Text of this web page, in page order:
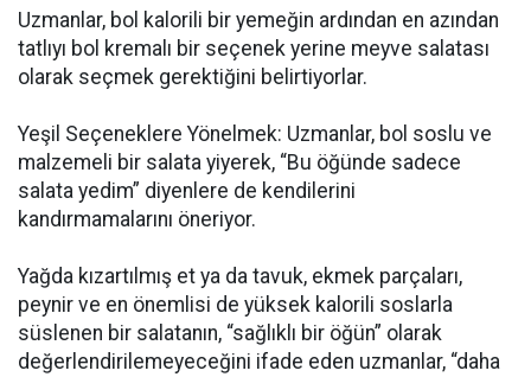
Uzmanlar, bol kalorili bir yemeğin ardından en azından
tatlıyı bol kremalı bir seçenek yerine meyve salatası
olarak seçmek gerektiğini belirtiyorlar.
Yeşil Seçeneklere Yönelmek: Uzmanlar, bol soslu ve
malzemeli bir salata yiyerek, “Bu öğünde sadece
salata yedim” diyenlere de kendilerini
kandırmamalarını öneriyor.
Yağda kızartılmış et ya da tavuk, ekmek parçaları,
peynir ve en önemlisi de yüksek kalorili soslarla
süslenen bir salatanın, “sağlıklı bir öğün” olarak
değerlendirilemeyeceğini ifade eden uzmanlar, “daha